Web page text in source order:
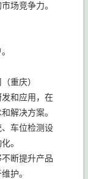
场竞争力。
重庆）
和应用，在
解决方案。
车位检测设
。
断提升产品
护。